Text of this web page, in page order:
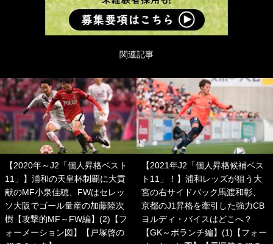
関連記事
【2020年～J2「個人昇格ベスト
11」】浦和の天皇杯制覇に大貢
献のMF小泉佳穂、FWはセレッ
ソ大阪でゴール量産の加藤陸次
樹【攻撃的MF～FW編】(2)【フ
ォーメーション図】【戸塚啓の
【2021年J2「個人昇格候補ベス
ト11」！】浦和レッズが狙う大
宮の右サイドバック馬渡和彰、
京都のJ1昇格を牽引した強力CB
ヨルディ・バイスはどこへ？
【GK～ボランチ編】(1)【フォー